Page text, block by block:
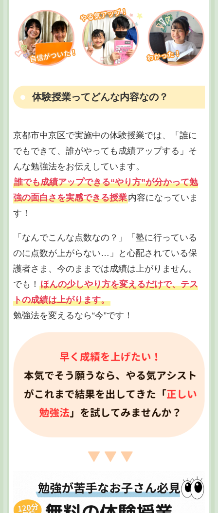
体験授業ってどんな内容なの？
京都市中京区で実施中の体験授業では、「誰に
でもできて、誰がやっても成績アップする」そ
んな勉強法をお伝えしています。
誰でも成績アップできる“やり方”が分かって勉
強の面白さを実感できる授業内容になっていま
す！
「なんでこんな点数なの？」「塾に行っている
のに点数が上がらない…」と心配されている保
護者さま、今のままでは成績は上がりません。
でも！ ほんの少しやり方を変えるだけで、テス
トの成績は上がります。
勉強法を変えるなら“今”です！